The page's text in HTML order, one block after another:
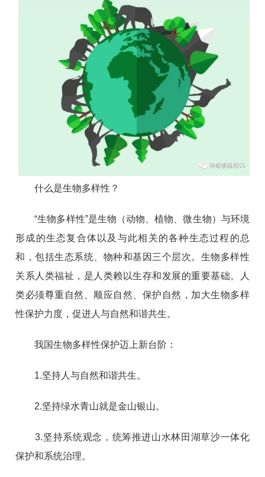
什么是生物多样性？
“生物多样性”是生物（动物、植物、微生物）与环境
形成的生态复合体以及与此相关的各种生态过程的总
和，包括生态系统、物种和基因三个层次。生物多样性
关系人类福祉，是人类赖以生存和发展的重要基础。人
类必须尊重自然、顺应自然、保护自然，加大生物多样
性保护力度，促进人与自然和谐共生。
我国生物多样性保护迈上新台阶：
1.坚持人与自然和谐共生。
2.坚持绿水青山就是金山银山。
3.坚持系统观念，统筹推进山水林田湖草沙一体化
保护和系统治理。